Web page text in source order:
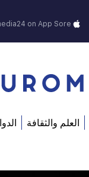
on App Sore
العلم والثقافة